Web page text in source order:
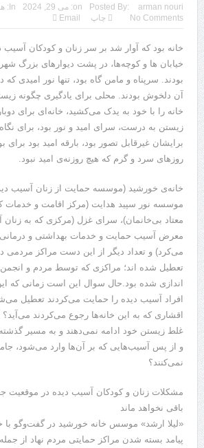
Posted By: arman nouri
on: می 29, 2024 In:
No Comments
چاپ Email
خانه بود که آوار شد بر سر زنان و کودکان آسیب
خیابان ها و کوچه‌ها، در پشت دیوارهای بزرگ
بودند. سرپناه و مامن گاه بود، تنها نور امیدی
آن دلخوش بودند. محلی برای یادگیری چگونه
خانه را با خود به یدک می‌کشید، خانه‌ای برای
زیستن به درست، سرای امید و نور بود، برای نگاه
برایشان غیرقابل تصور بود، بارقه امید بود برای
روزهای سرد و گرم که هیچ روزنه‌ی امید نبود.
خانه‌ی خورشید (موسسه حمایت از زنان آسیب
موسسه نور سپید هدایت (مرکز اقامت و خدمات
معتاد بی‌خانمان)، سرای غزل (مرکزی که به زنان
معرض آسیب حمایت و خدمات بهداشتی و درمانی
می‌کرد) و تعداد دیگر از این دست مراکز
تعطیل شده اند؛ مراکزی که توسط مردم و
اندازی شده بود.حال سوال این است زمانی که
افراد آسیب دیده را حمایت می‌کردند تعطیل
اقشاری که به این خانه‌ها رجوع می‌کردند می‌آید؟
غلط زیستن خود ادامه نمی‌دهند و به مسیر
و از پس آسیب‌هایی که بر آن‌ها وارد می‌شود،
نمی‌کنند؟
مشکلات زنان و کودکان آسیب دیده در موقعیت
باقی نخواهد ماند
«لیلا ارشد» موسس خانه خورشید در گفت‌وگو با
پیامد بسته شدن مراکز حمایتی مردم نهاد از